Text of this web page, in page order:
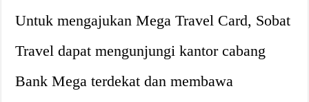
Untuk mengajukan Mega Travel Card, Sobat
Travel dapat mengunjungi kantor cabang
Bank Mega terdekat dan membawa